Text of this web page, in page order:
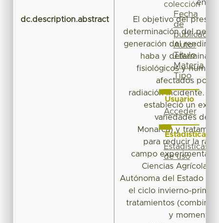
en el
dc.description.abstract
El objetivo del
determinación del
generación del
haba y determinar
fisiológicos y
afectados por
radiación incidente.
estableció un
variedades de
Monarca) y
para reducir la
campo experimental
Ciencias Agrícolas
Autónoma del Estado de
el ciclo invierno-
tratamientos
y
colección
Fecha
de
publicación
Autor
Título
Materia
Tipo
Usuario
Acceder
Estadísticas
Estadísticas
de uso